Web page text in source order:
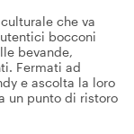
che va
bocconi
bevande,
Fermati ad
e ascolta la loro
un punto di ristoro